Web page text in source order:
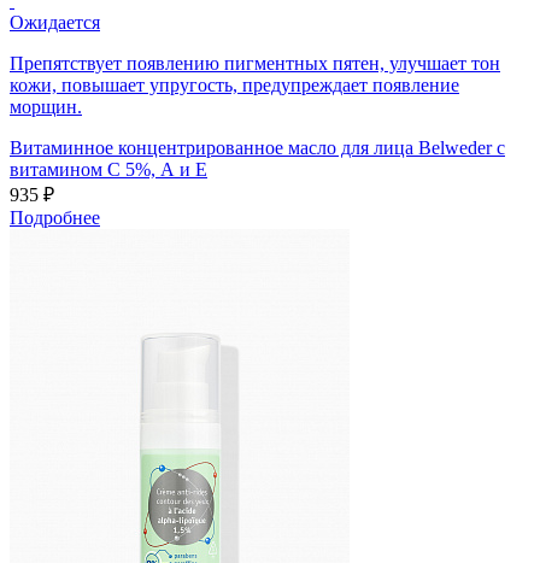
Ожидается
Препятствует появлению пигментных пятен, улучшает тон
кожи, повышает упругость, предупреждает появление
морщин.
Витаминное концентрированное масло для лица Belweder с
витамином С 5%, А и Е
935 ₽
Подробнее